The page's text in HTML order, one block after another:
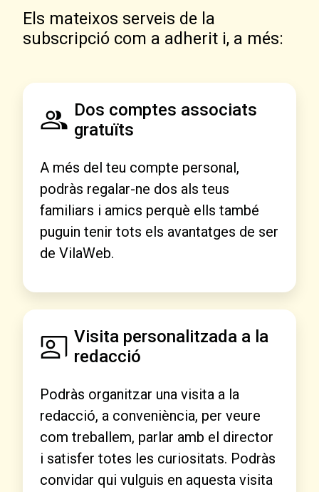
Els mateixos serveis de la
subscripció com a adherit i, a més:
Dos comptes associats
gratuïts
A més del teu compte personal,
podràs regalar-ne dos als teus
familiars i amics perquè ells també
puguin tenir tots els avantatges de ser
de VilaWeb.
Visita personalitzada a la
redacció
Podràs organitzar una visita a la
redacció, a conveniència, per veure
com treballem, parlar amb el director
i satisfer totes les curiositats. Podràs
convidar qui vulguis en aquesta visita